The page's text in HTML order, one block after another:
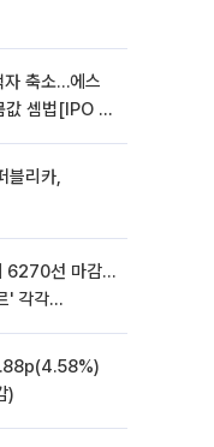
자 축소…에스
값 셈법[IPO 엑
블리카,
6270선 마감…
' 각각
)